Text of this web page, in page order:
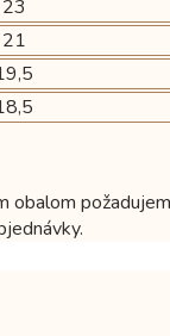
23
21
obalom